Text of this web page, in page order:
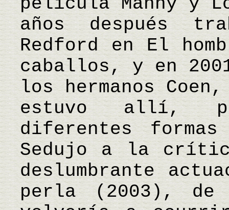
años después
Redford en El
caballos, y en
los hermanos
estuvo allí,
diferentes
Sedujo a la
deslumbrante
perla (2003), de